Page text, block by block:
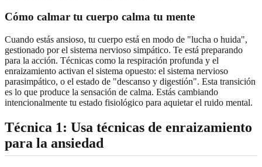
Cómo calmar tu cuerpo calma tu mente
Cuando estás ansioso, tu cuerpo está en modo de "lucha o huida",
gestionado por el sistema nervioso simpático. Te está preparando
para la acción. Técnicas como la respiración profunda y el
enraizamiento activan el sistema opuesto: el sistema nervioso
parasimpático, o el estado de "descanso y digestión". Esta transición
es lo que produce la sensación de calma. Estás cambiando
intencionalmente tu estado fisiológico para aquietar el ruido mental.
Técnica 1: Usa técnicas de enraizamiento
para la ansiedad